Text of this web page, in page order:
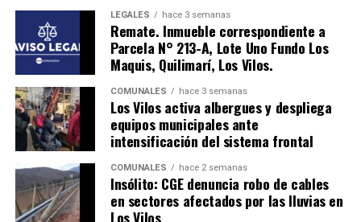
LEGALES hace 3 semanas
Remate. Inmueble correspondiente a
Parcela N° 213-A, Lote Uno Fundo Los
Maquis, Quilimarí, Los Vilos.
COMUNALES hace 3 semanas
Los Vilos activa albergues y despliega
equipos municipales ante
intensificación del sistema frontal
COMUNALES hace 2 semanas
Insólito: CGE denuncia robo de cables
en sectores afectados por las lluvias en
Los Vilos